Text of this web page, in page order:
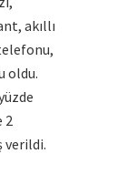
akıllı
oldu.
2
verildi.